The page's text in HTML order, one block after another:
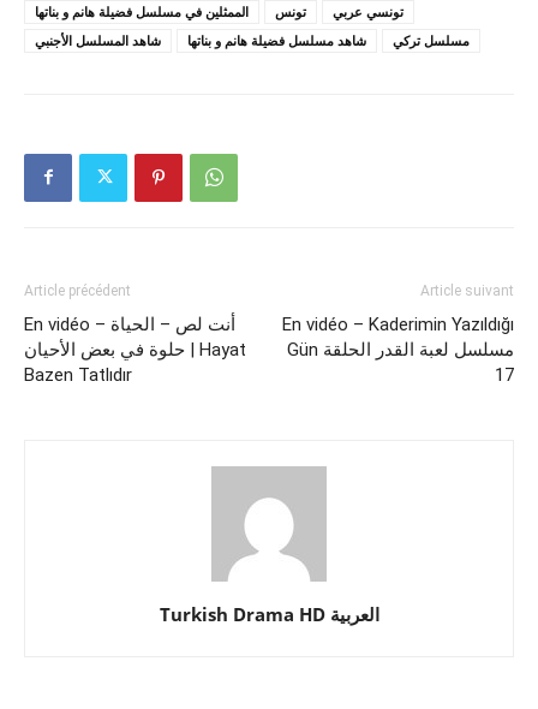
الممثلين في مسلسل فضيلة هانم و بناتها
تونس
تونسي عربي
شاهد المسلسل الأجنبي
شاهد مسلسل فضيلة هانم و بناتها مسلسل تركي
Article précédent
En vidéo – أنت لص – الحياة
حلوة في بعض الأحيان | Hayat
Bazen Tatlıdır
Article suivant
En vidéo – Kaderimin Yazıldığı
Gün مسلسل لعبة القدر الحلقة
17
Turkish Drama HD العربية